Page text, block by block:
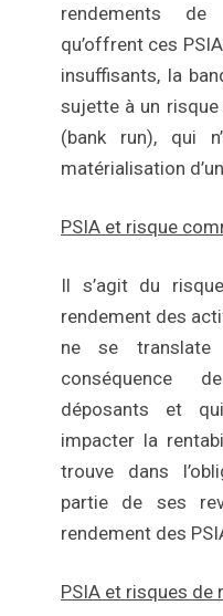
rendements
qu’offrent ces
insuffisants, la
sujette à un risque
(bank run), qui
matérialisation
PSIA et risque
Il s’agit du
rendement des
ne se
conséquence
déposants et
impacter la
trouve dans
partie de ses
rendement des
PSIA et risques